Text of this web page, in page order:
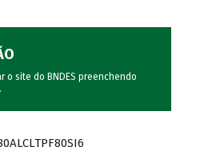
o site do BNDES preenchendo